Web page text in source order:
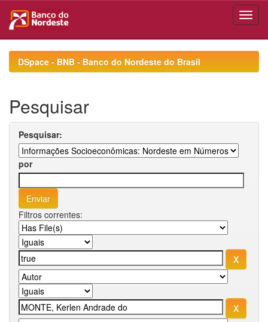
navigationDSpace - BNB - Banco do Nordeste do Brasil
Pesquisar
Pesquisar:
por
Filtros correntes: